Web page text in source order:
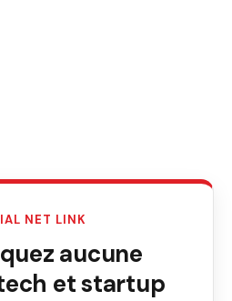
NET LINK
aucune
et startup